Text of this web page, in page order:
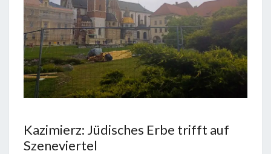
Kazimierz: Jüdisches Erbe trifft auf
Szeneviertel